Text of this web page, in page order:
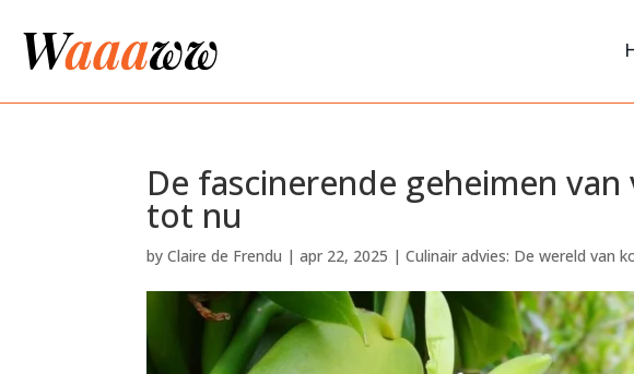
De fascinerende geheimen
tot nu
byClaire de Frendu |apr 22, 2025 |Culinair advies: De wereld van